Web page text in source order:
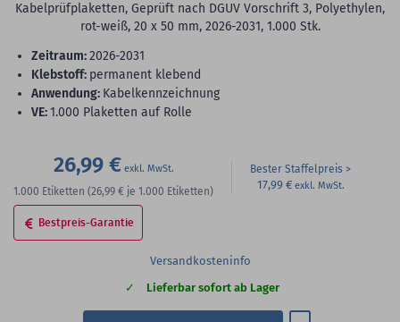
Kabelprüfplaketten, Geprüft nach DGUV Vorschrift 3, Polyethylen,
rot-weiß, 20 x 50 mm, 2026-2031, 1.000 Stk.
Zeitraum:2026-2031
Klebstoff: permanent klebend
Anwendung: Kabelkennzeichnung
VE:1.000 Plaketten auf Rolle
26,99 €
1.000 Etiketten (26,99 € je 1.000 Etiketten)
Bester Staffelpreis
17,99 €
Bestpreis-Garantie
Versandkosteninfo
Lieferbar sofort ab Lager